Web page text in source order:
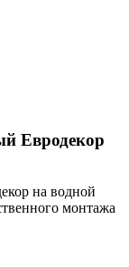
Евродекор
на водной
монтажа